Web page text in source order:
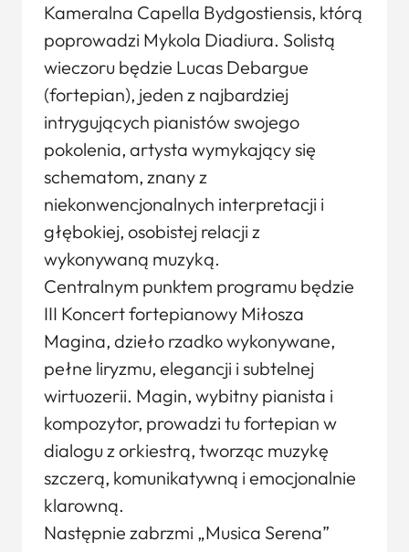
Kameralna Capella Bydgostiensis, którą
poprowadzi Mykola Diadiura. Solistą
wieczoru będzie Lucas Debargue
(fortepian), jeden z najbardziej
intrygujących pianistów swojego
pokolenia, artysta wymykający się
schematom, znany z
niekonwencjonalnych interpretacji i
głębokiej, osobistej relacji z
wykonywaną muzyką.
Centralnym punktem programu będzie
III Koncert fortepianowy Miłosza
Magina, dzieło rzadko wykonywane,
pełne liryzmu, elegancji i subtelnej
wirtuozerii. Magin, wybitny pianista i
kompozytor, prowadzi tu fortepian w
dialogu z orkiestrą, tworząc muzykę
szczerą, komunikatywną i emocjonalnie
klarowną.
Następnie zabrzmi „Musica Serena”